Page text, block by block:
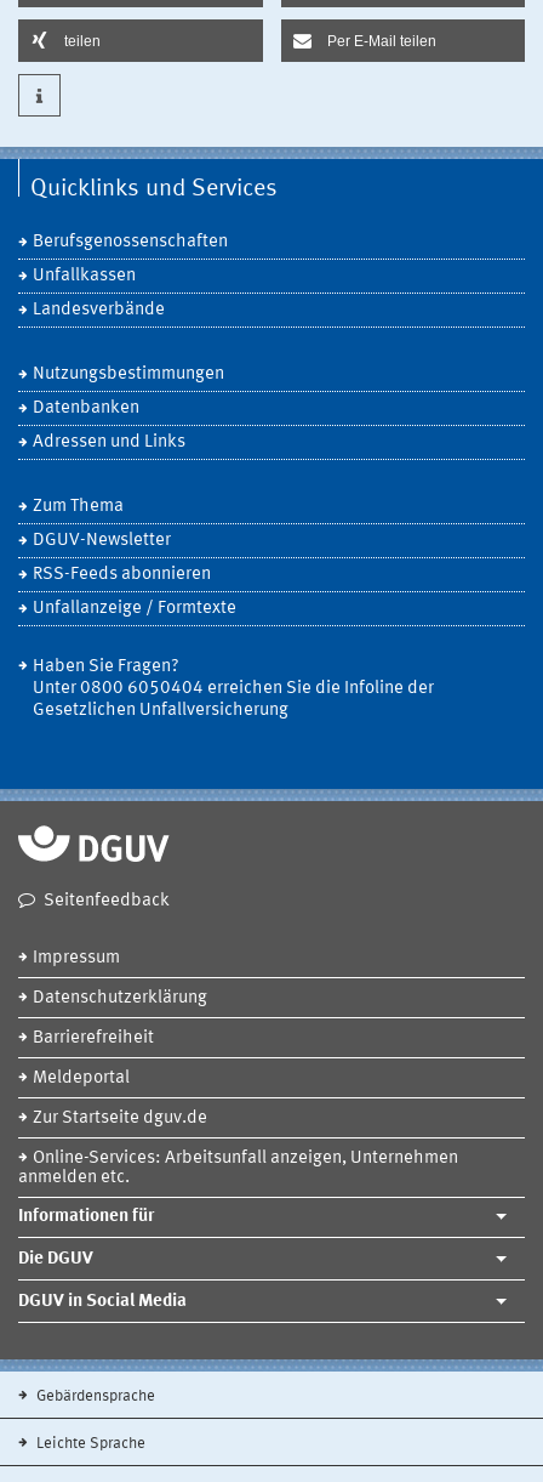
teilen Per E-Mail teilen
Quicklinks und Services
Berufsgenossenschaften
Unfallkassen
Landesverbände
Nutzungsbestimmungen
Datenbanken
Adressen und Links
Zum Thema
DGUV-Newsletter
RSS-Feeds abonnieren
Unfallanzeige / Formtexte
Haben Sie Fragen?
Unter 0800 6050404 erreichen Sie die Infoline der
Gesetzlichen Unfallversicherung
Seitenfeedback
Impressum
Datenschutzerklärung
Barrierefreiheit
Meldeportal
Zur Startseite dguv.de
Online-Services: Arbeitsunfall anzeigen, Unternehmen
anmelden etc.
Informationen für
Die DGUV
DGUV in Social Media
Gebärdensprache
Leichte Sprache